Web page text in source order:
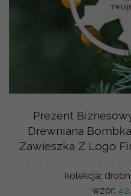
Prezent
Drewniana
Zawieszka Z Logo
kolekcja:
wzór: